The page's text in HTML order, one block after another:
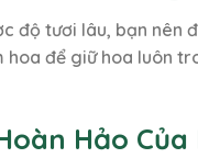
độ tươi lâu, bạn
hoa để giữ hoa luôn
Hảo